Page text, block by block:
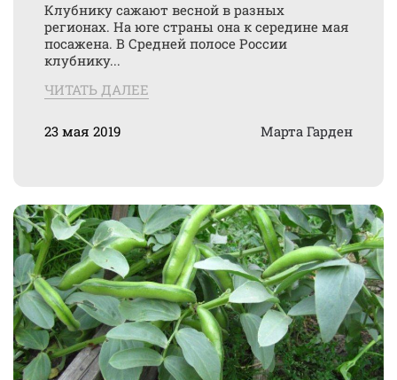
Клубнику сажают весной в разных
регионах. На юге страны она к середине мая
посажена. В Средней полосе России
клубнику...
ЧИТАТЬ ДАЛЕЕ
23 мая 2019 Марта Гарден